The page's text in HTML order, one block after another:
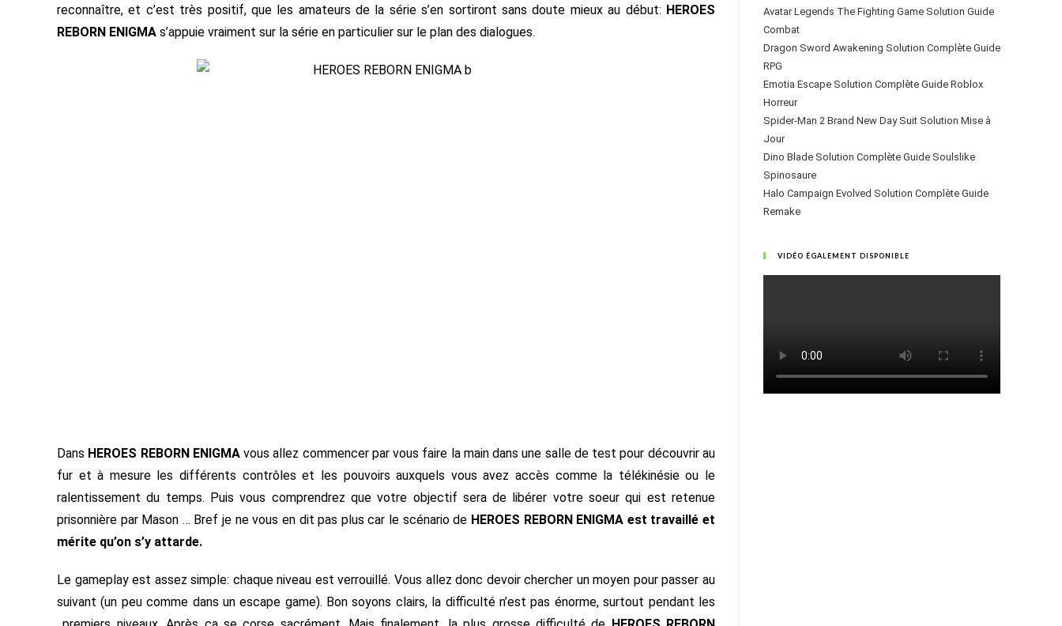
reconnaître, et c’est très positif, que les amateurs de la série s’en sortiront sans doute mieux au début: HEROES
REBORN ENIGMA s’appuie vraiment sur la série en particulier sur le plan des dialogues.
Dans HEROES REBORN ENIGMAvous allez commencer par vous faire la main dans une salle de test pour découvrir au
fur et à mesure les différents contrôles et les pouvoirs auxquels vous avez accès comme la télékinésie ou le
ralentissement du temps. Puis vous comprendrez que votre objectif sera de libérer votre soeur qui est retenue
prisonnière par Mason … Bref je ne vous en dit pas plus car le scénario de HEROES REBORN ENIGMA est travaillé et
mérite qu’on s’y attarde.
Le gameplay est assez simple: chaque niveau est verrouillé. Vous allez donc devoir chercher un moyen pour passer au
suivant (un peu comme dans un escape game). Bon soyons clairs, la difficulté n’est pas énorme, surtout pendant les
Avatar Legends The Fighting Game Solution Guide
Combat
Dragon Sword Awakening Solution Complète Guide
RPG
Emotia Escape Solution Complète Guide Roblox
Horreur
Spider-Man 2 Brand New Day Suit Solution Mise à
Jour
Dino Blade Solution Complète Guide Soulslike
Spinosaure
Halo Campaign Evolved Solution Complète Guide
Remake
VIDÉO ÉGALEMENT DISPONIBLE